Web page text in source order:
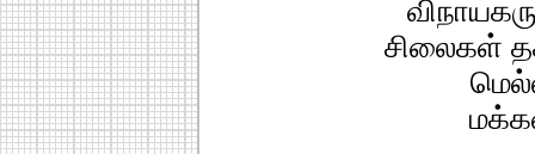
சிலைகள்